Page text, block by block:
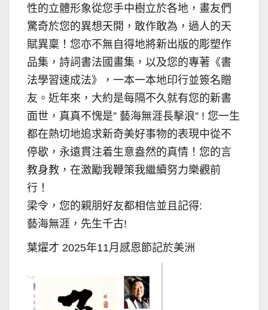
性的立體形象從您手中樹立於各地，畫友們
驚奇於您的異想天開，敢作敢為，過人的天
賦異稟！您亦不無自得地將新出版的彫塑作
品集，詩詞書法國畫集，以及您的專著《書
法學習速成法》，一本一本地印行並簽名贈
友。近年來，大約是每隔不久就有您的新書
面世，真真不愧是” 藝海無涯長擊浪” ! 您一生
都在熱切地追求新奇美好事物的表現中從不
停歇，永遠貫注着生意盎然的真情！您的言
教身教，在激勵我鞭策我繼續努力樂觀前
行！
梁令，您的親朋好友都相信並且記得:
藝海無涯，先生千古!
葉燿才 2025年11月感恩節記於美洲